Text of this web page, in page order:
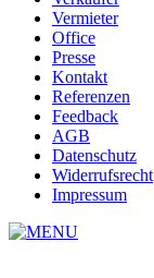
Vermieter
Office
Presse
Kontakt
Referenzen
Feedback
AGB
Datenschutz
Widerrufsrecht
Impressum